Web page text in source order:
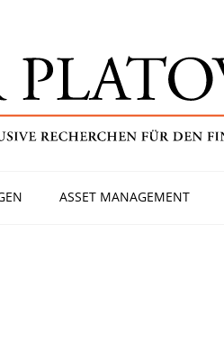
ASSET MANAGEMENT